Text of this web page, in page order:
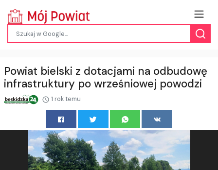
Powiat bielski z dotacjami na odbudowę
infrastruktury po wrześniowej powodzi
1 rok temu